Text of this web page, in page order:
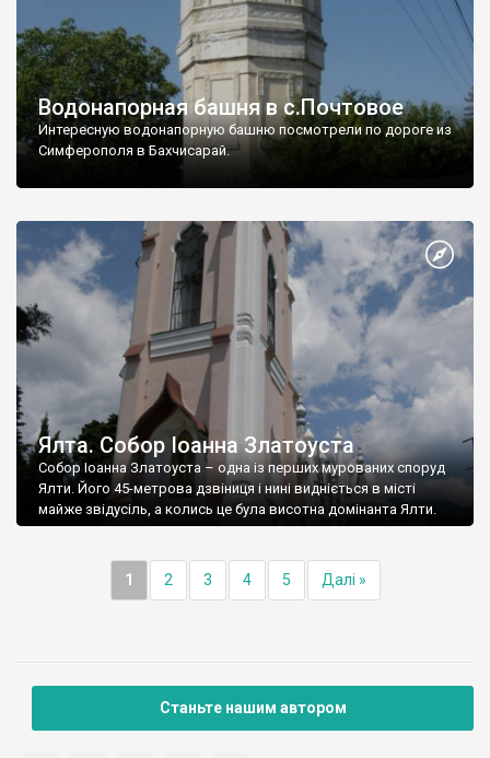
Водонапорная башня в с.Почтовое
Интересную водонапорную башню посмотрели по дороге из
Симферополя в Бахчисарай.
Ялта. Собор Іоанна Златоуста
Собор Іоанна Златоуста – одна із перших мурованих споруд
Ялти. Його 45-метрова дзвіниця і нині видніється в місті
майже звідусіль, а колись це була висотна домінанта Ялти.
1 2 3 4 5 Далі »
Станьте нашим автором